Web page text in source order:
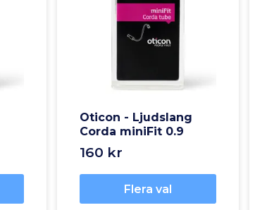
Oticon - Ljudslang
Corda miniFit 0.9
160 kr
Flera val